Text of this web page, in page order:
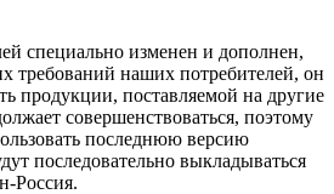
специально изменен и дополнен,
требований наших потребителей, он
продукции, поставляемой на другие
совершенствоваться, поэтому
последнюю версию
последовательно выкладываться
Россия.